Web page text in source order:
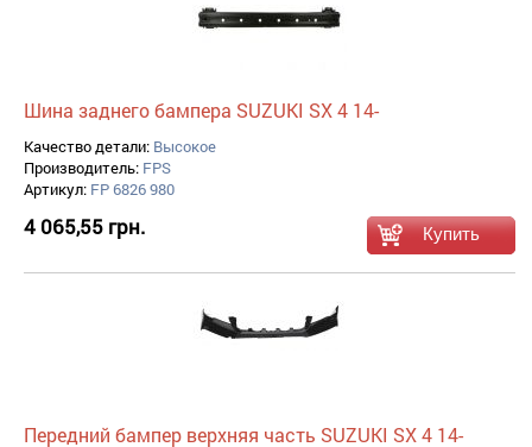
Шина заднего бампера SUZUKI SX 4 14-
Качество детали: Высокое
Производитель: FPS
Артикул: FP 6826 980
4 065,55 грн.
Передний бампер верхняя часть SUZUKI SX 4 14-